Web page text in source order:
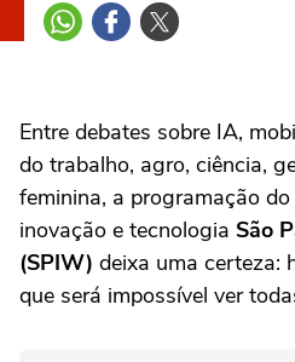
Entre debates sobre IA,
do trabalho, agro, ciência,
feminina, a programação
inovação e tecnologia São
(SPIW) deixa uma certeza:
que será impossível ver